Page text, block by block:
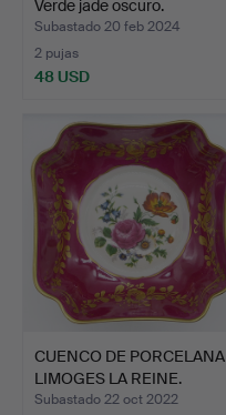
Verde jade oscuro.
Subastado 20 feb 2024
2 pujas
48 USD
CUENCO DE PORCELANA
LIMOGES LA REINE.
Subastado 22 oct 2022